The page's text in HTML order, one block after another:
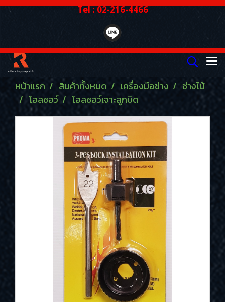
Tel : 02-216-4466
หน้าแรก สินค้าทั้งหมด เครื่องมือช่าง
ช่างไม้
โฮลซอว์
โฮลซอว์เจาะลูกบิด